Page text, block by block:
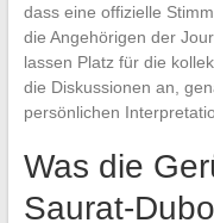
dass eine offizielle
die Angehörigen der
lassen Platz für die
die Diskussionen an,
persönlichen
Was die
Saurat-